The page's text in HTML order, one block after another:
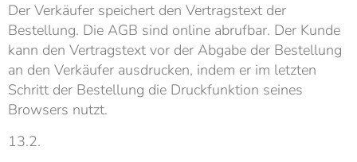
Der Verkäufer speichert den Vertragstext der
Bestellung. Die AGB sind online abrufbar. Der Kunde
kann den Vertragstext vor der Abgabe der Bestellung
an den Verkäufer ausdrucken, indem er im letzten
Schritt der Bestellung die Druckfunktion seines
Browsers nutzt.
13.2.